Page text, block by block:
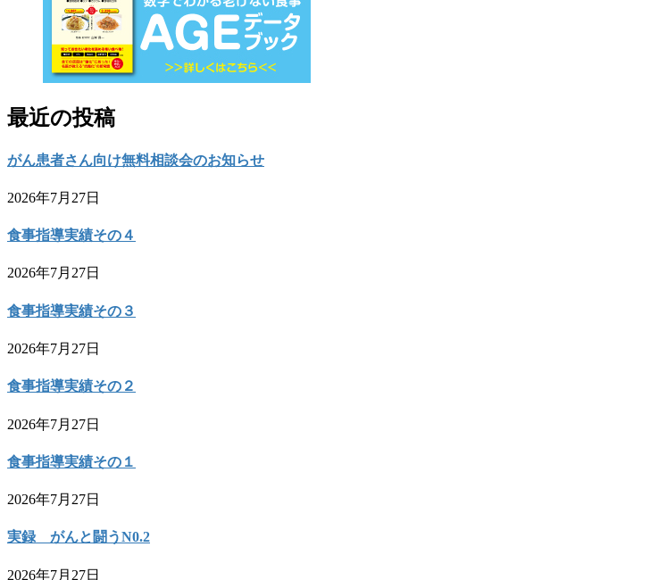
最近の投稿
がん患者さん向け無料相談会のお知らせ
2026年7月27日
食事指導実績その４
2026年7月27日
食事指導実績その３
2026年7月27日
食事指導実績その２
2026年7月27日
食事指導実績その１
2026年7月27日
実録 がんと闘うN0.2
2026年7月27日